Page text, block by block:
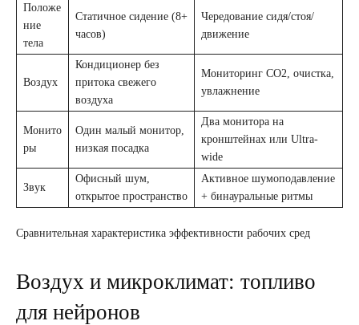
Положе
ние
тела
Статичное сидение (8+
часов)
Чередование сидя/стоя/
движение
Воздух
Кондиционер без
притока свежего
воздуха
Мониторинг CO2, очистка,
увлажнение
Монито
ры
Один малый монитор,
низкая посадка
Два монитора на
кронштейнах или Ultra-
wide
Звук
Офисный шум,
открытое пространство
Активное шумоподавление
+ бинауральные ритмы
Сравнительная характеристика эффективности рабочих сред
Воздух и микроклимат: топливо
для нейронов